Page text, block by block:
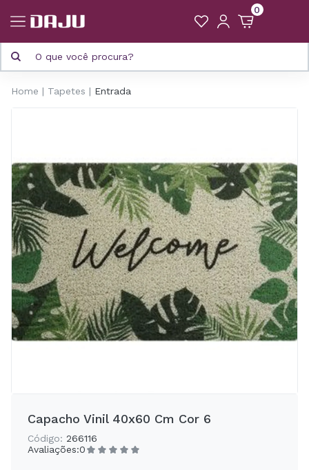
0
Home Tapetes Entrada
Capacho Vinil 40x60 Cm Cor 6
Código: 266116
Avaliações:0